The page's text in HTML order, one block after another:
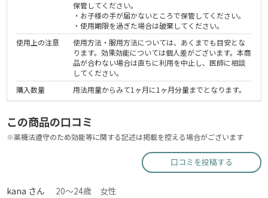
保管してください。
・お子様の手が届かないところで保管してください。
・使用期限を過ぎた場合は破棄してください。
使用上の注意
使用方法・服用方法については、あくまでも目安とな
ります。効果効能については個人差がございます。本商
品が合わない場合は直ちに利用を中止し、医師に相談
してください。
購入数量
用法用量からみて1ヶ月に1ヶ月分量までとなります。
この商品の口コミ
※薬機法遵守のため効能等に関する記述は掲載を控える場合がございます
口コミを投稿する
kana さん 20～24歳 女性